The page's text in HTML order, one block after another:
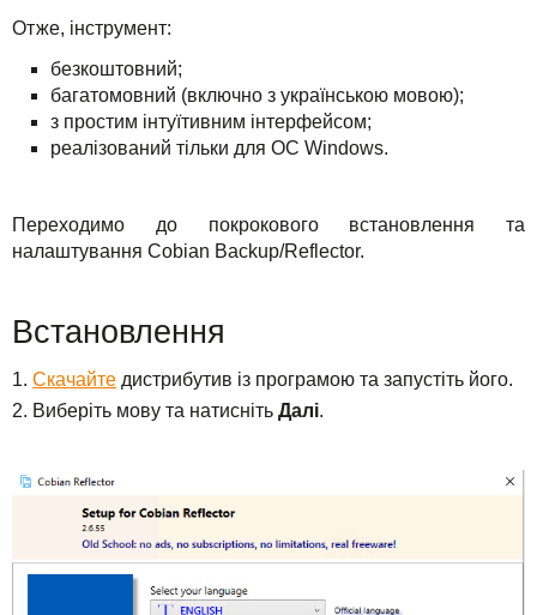
FAQ
Авторська колонка
Свята
Отже, інструмент:
безкоштовний;
багатомовний (включно з українською мовою);
з простим інтуїтивним інтерфейсом;
реалізований тільки для ОС Windows.
Переходимо до покрокового встановлення та
налаштування Cobian Backup/Reflector.
Встановлення
1. Скачайте дистрибутив із програмою та запустіть його.
2. Виберіть мову та натисніть Далі.